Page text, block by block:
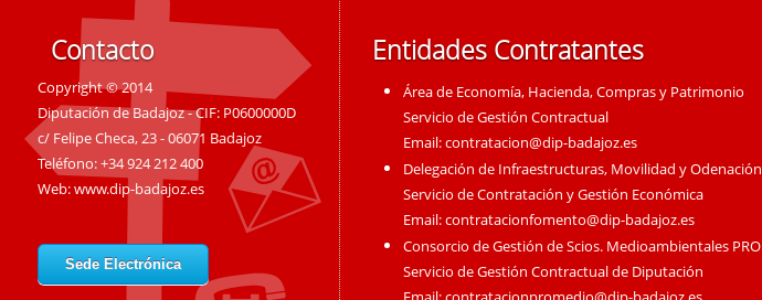
Contacto
Copyright © 2014
Diputación de Badajoz - CIF: P0600000D
c/ Felipe Checa, 23 - 06071 Badajoz
Teléfono: +34 924 212 400
Web:www.dip-badajoz.es
Sede Electrónica
Entidades Contratantes
Área de Economía, Hacienda, Compras y Patrimonio
Servicio de Gestión Contractual
Email:contratacion@dip-badajoz.es
Delegación de Infraestructuras, Movilidad y
Servicio de Contratación y Gestión Económica
Email:contratacionfomento@dip-badajoz.es
Consorcio de Gestión de Scios. Medioambientales
Servicio de Gestión Contractual de Diputación